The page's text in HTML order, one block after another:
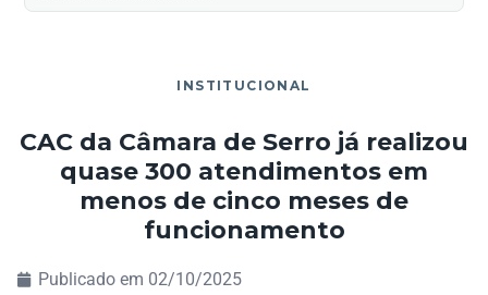
INSTITUCIONAL
CAC da Câmara de Serro já realizou
quase 300 atendimentos em
menos de cinco meses de
funcionamento
Publicado em 02/10/2025